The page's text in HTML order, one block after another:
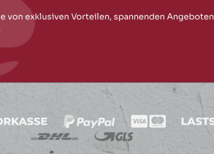
exklusiven Vorteilen, spannenden Angeboten